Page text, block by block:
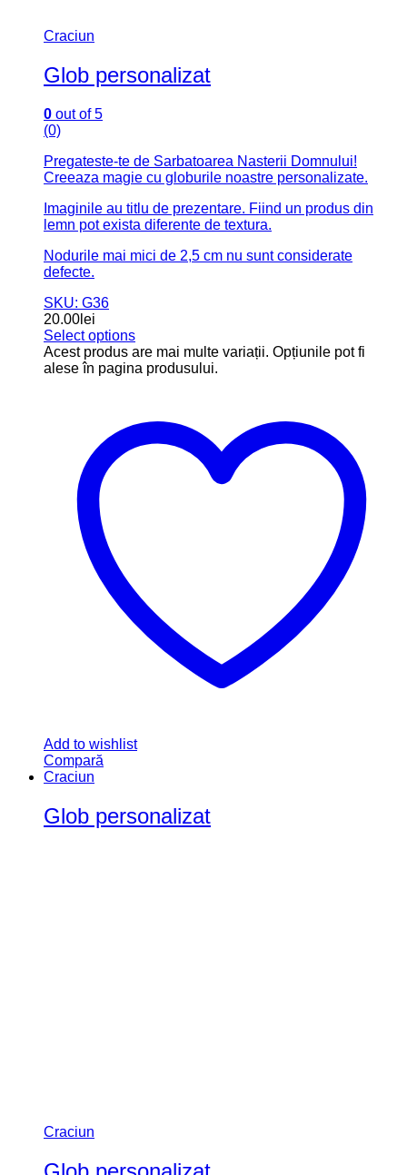
Craciun
Glob personalizat
0 out of 5
(0)
Pregateste-te de Sarbatoarea Nasterii Domnului!
Creeaza magie cu globurile noastre personalizate.
Imaginile au titlu de prezentare. Fiind un produs din
lemn pot exista diferente de textura.
Nodurile mai mici de 2,5 cm nu sunt considerate
defecte.
SKU: G36
20.00 lei
Select options
Acest produs are mai multe variații. Opțiunile pot fi
alese în pagina produsului.
Add to wishlist
Compară
Craciun
Glob personalizat
Craciun